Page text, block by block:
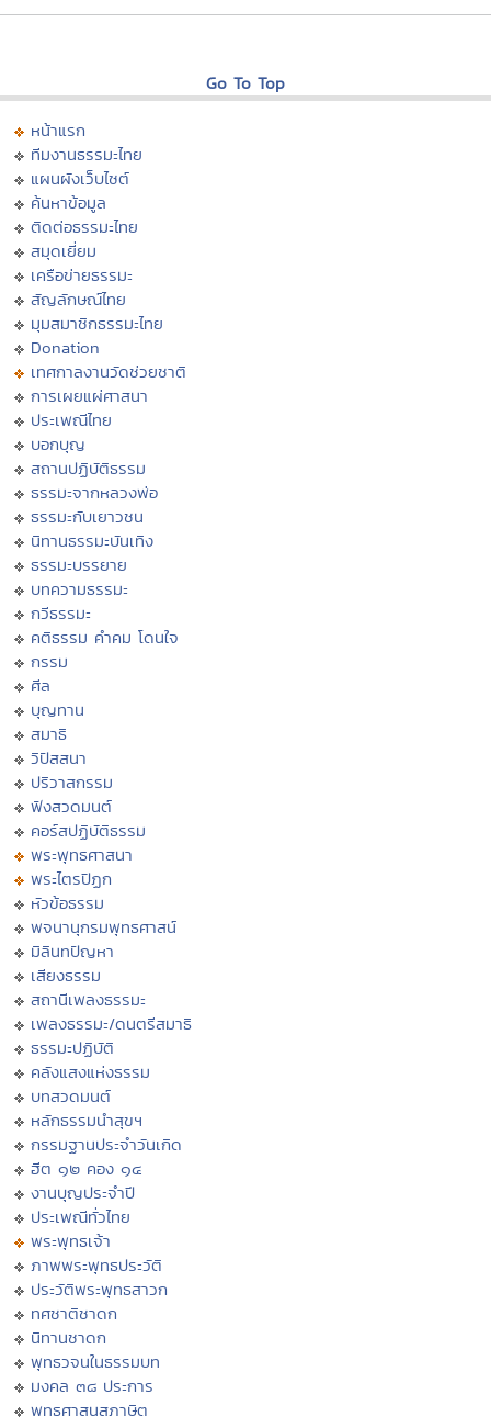
Go To Top
หน้าแรก
ทีมงานธรรมะไทย
แผนผังเว็บไซต์
ค้นหาข้อมูล
ติดต่อธรรมะไทย
สมุดเยี่ยม
เครือข่ายธรรมะ
สัญลักษณ์ไทย
มุมสมาชิกธรรมะไทย
Donation
เทศกาลงานวัดช่วยชาติ
การเผยแผ่ศาสนา
ประเพณีไทย
บอกบุญ
สถานปฏิบัติธรรม
ธรรมะจากหลวงพ่อ
ธรรมะกับเยาวชน
นิทานธรรมะบันเทิง
ธรรมะบรรยาย
บทความธรรมะ
กวีธรรมะ
คติธรรม คำคม โดนใจ
กรรม
ศีล
บุญทาน
สมาธิ
วิปัสสนา
ปริวาสกรรม
ฟังสวดมนต์
คอร์สปฏิบัติธรรม
พระพุทธศาสนา
พระไตรปิฏก
หัวข้อธรรม
พจนานุกรมพุทธศาสน์
มิลินทปัญหา
เสียงธรรม
สถานีเพลงธรรมะ
เพลงธรรมะ/ดนตรีสมาธิ
ธรรมะปฏิบัติ
คลังแสงแห่งธรรม
บทสวดมนต์
หลักธรรมนำสุขฯ
กรรมฐานประจำวันเกิด
ฮีต ๑๒ คอง ๑๔
งานบุญประจำปี
ประเพณีทั่วไทย
พระพุทธเจ้า
ภาพพระพุทธประวัติ
ประวัติพระพุทธสาวก
ทศชาติชาดก
นิทานชาดก
พุทธวจนในธรรมบท
มงคล ๓๘ ประการ
พุทธศาสนสุภาษิต